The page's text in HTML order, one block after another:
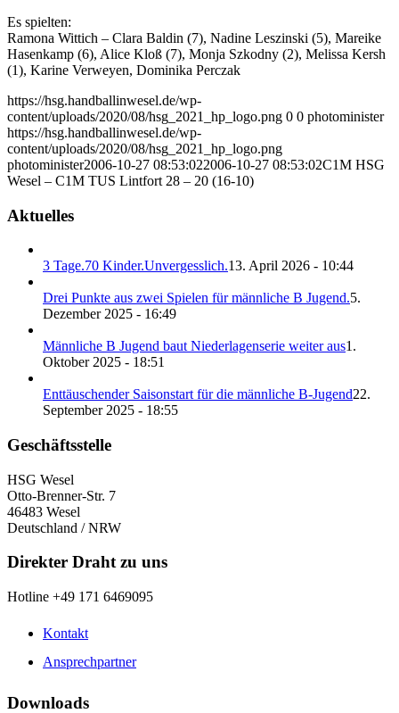
Es spielten:
Ramona Wittich – Clara Baldin (7), Nadine Leszinski (5), Mareike
Hasenkamp (6), Alice Kloß (7), Monja Szkodny (2), Melissa Kersh
(1), Karine Verweyen, Dominika Perczak
https://hsg.handballinwesel.de/wp-
content/uploads/2020/08/hsg_2021_hp_logo.png 0 0 photominister
https://hsg.handballinwesel.de/wp-
content/uploads/2020/08/hsg_2021_hp_logo.png
photominister2006-10-27 08:53:022006-10-27 08:53:02C1M HSG
Wesel – C1M TUS Lintfort 28 – 20 (16-10)
Aktuelles
3 Tage.70 Kinder.Unvergesslich.13. April 2026 - 10:44
Drei Punkte aus zwei Spielen für männliche B Jugend.5.
Dezember 2025 - 16:49
Männliche B Jugend baut Niederlagenserie weiter aus1.
Oktober 2025 - 18:51
Enttäuschender Saisonstart für die männliche B-Jugend22.
September 2025 - 18:55
Geschäftsstelle
HSG Wesel
Otto-Brenner-Str. 7
46483 Wesel
Deutschland / NRW
Direkter Draht zu uns
Hotline +49 171 6469095
Kontakt
Ansprechpartner
Downloads